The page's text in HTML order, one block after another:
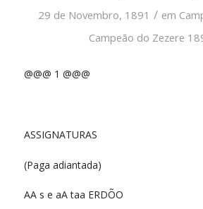
29 de Novembro, 1891 / em
Campeão do Zezere
@@@ 1 @@@
ASSIGNATURAS
(Paga adiantada)
AA s e aA taa ERDÕO